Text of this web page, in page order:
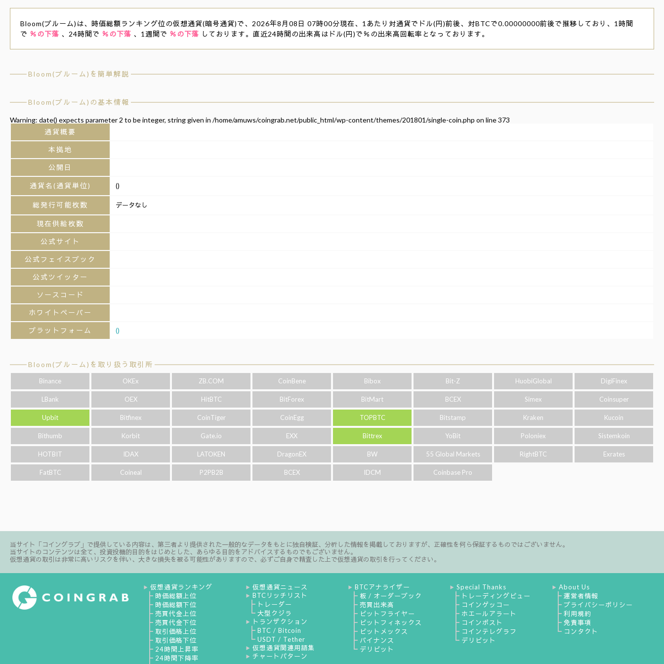
Bloom(ブルーム)は、時価総額ランキング位の仮想通貨(暗号通貨)で、2026年8月08日 07時00分現在、1あたり対通貨でドル(円)前後、対BTCで0.00000000前後で推移しており、1時間
で ％の下落 、24時間で ％の下落 、1週間で ％の下落 しております。直近24時間の出来高はドル(円)で％の出来高回転率となっております。
Bloom(ブルーム)を簡単解説
Bloom(ブルーム)の基本情報
Warning: date() expects parameter 2 to be integer, string given in /home/amuws/coingrab.net/public_html/wp-content/themes/201801/single-coin.php on line373
通貨概要
本拠地
公開日
通貨名(通貨単位) ()
総発行可能枚数 データなし
現在供給枚数
公式サイト
公式フェイスブック
公式ツイッター
ソースコード
ホワイトペーパー
プラットフォーム ()
Bloom(ブルーム)を取り扱う取引所
Binance OKEx ZB.COM CoinBene Bibox Bit-Z HuobiGlobal DigiFinex
LBank OEX HitBTC BitForex BitMart BCEX Simex Coinsuper
Upbit Bitfinex CoinTiger CoinEgg TOPBTC Bitstamp Kraken Kucoin
Bithumb Korbit Gate.io EXX Bittrex YoBit Poloniex Sistemkoin
HOTBIT IDAX LATOKEN DragonEX BW 55 Global Markets RightBTC Exrates
FatBTC Coineal P2PB2B BCEX IDCM Coinbase Pro
当サイト「コイングラブ」で提供している内容は、第三者より提供された一般的なデータをもとに独自検証、分析した情報を掲載しておりますが、正確性を何ら保証するものではございません。
当サイトのコンテンツは全て、投資投機的目的をはじめとした、あらゆる目的をアドバイスするものでもございません。
仮想通貨の取引は非常に高いリスクを伴い、大きな損失を被る可能性がありますので、必ずご自身で精査した上で仮想通貨の取引を行ってください。
▶ 仮想通貨ランキング
┣ 時価総額上位
┣ 時価総額下位
┣ 売買代金上位
┣ 売買代金下位
┣ 取引価格上位
┣ 取引価格下位
┣ 24時間上昇率
┣ 24時間下降率
▶ 仮想通貨ニュース
▶ BTCリッチリスト
┣ トレーダー
┗ 大型クジラ
▶ トランザクション
┣ BTC / Bitcoin
┗ USDT / Tether
▶ 仮想通貨関連用語集
▶ チャートパターン
▶ BTCアナライザー
┣ 板 / オーダーブック
┣ 売買出来高
┣ ビットフライヤー
┣ ビットフィネックス
┣ ビットメックス
┣ バイナンス
┗ デリビット
▶ Special Thanks
┣ トレーディングビュー
┣ コインゲッコー
┣ ホエールアラート
┣ コインポスト
┣ コインテレグラフ
┗ デリビット
▶ About Us
┣ 運営者情報
┣ プライバシーポリシー
┣ 利用規約
┣ 免責事項
┗ コンタクト